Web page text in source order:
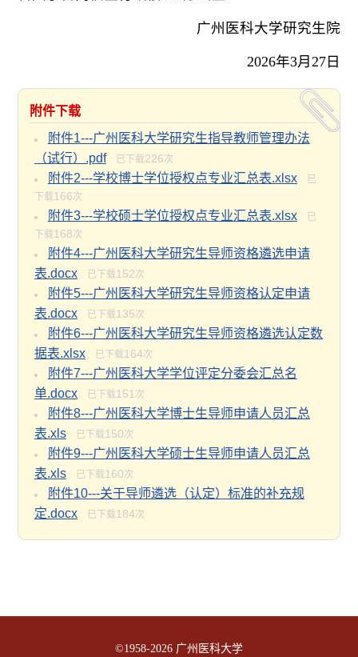
广州医科大学研究生院
2026年3月 27日
附件下载
附件1---广州医科大学研究生指导教师管理办法
（试行）.pdf已下载226次
附件2---学校博士学位授权点专业汇总表.xlsx已
下载166次
附件3---学校硕士学位授权点专业汇总表.xlsx已
下载168次
附件4---广州医科大学研究生导师资格遴选申请
表.docx已下载152次
附件5---广州医科大学研究生导师资格认定申请
表.docx已下载135次
附件6---广州医科大学研究生导师资格遴选认定数
据表.xlsx已下载164次
附件7---广州医科大学学位评定分委会汇总名
单.docx已下载151 次
附件8---广州医科大学博士生导师申请人员汇总
表.xls已下载150次
附件9---广州医科大学硕士生导师申请人员汇总
表.xls已下载160次
附件10---关于导师遴选（认定）标准的补充规
定.docx已下载184次
©1958-2026 广州医科大学